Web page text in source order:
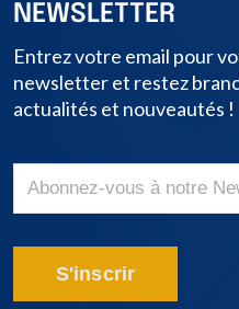
NEWSLETTER
Entrez votre email pour
newsletter et restez
actualités et nouveautés !
S'inscrir